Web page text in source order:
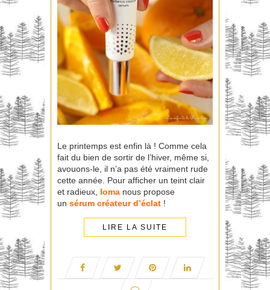
Le printemps est enfin là ! Comme cela
fait du bien de sortir de l’hiver, même si,
avouons-le, il n’a pas été vraiment rude
cette année. Pour afficher un teint clair
et radieux, Ioma nous propose
un sérum créateur d’éclat !
LIRE LA SUITE